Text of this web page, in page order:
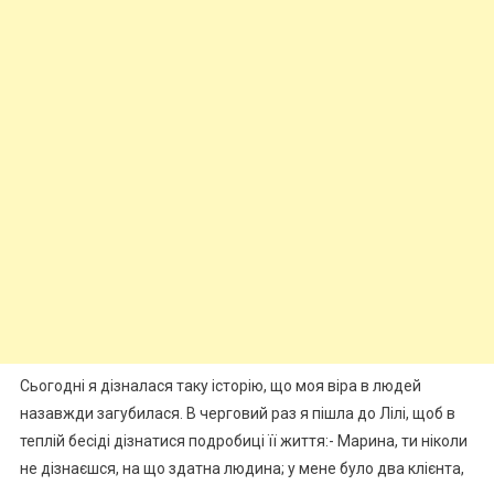
Сьогодні я дізналася таку історію, що моя віра в людей
назавжди загубилася. В черговий раз я пішла до Лілі, щоб в
теплій бесіді дізнатися подробиці її життя:- Марина, ти ніколи
не дізнаєшся, на що здатна людина; у мене було два клієнта,